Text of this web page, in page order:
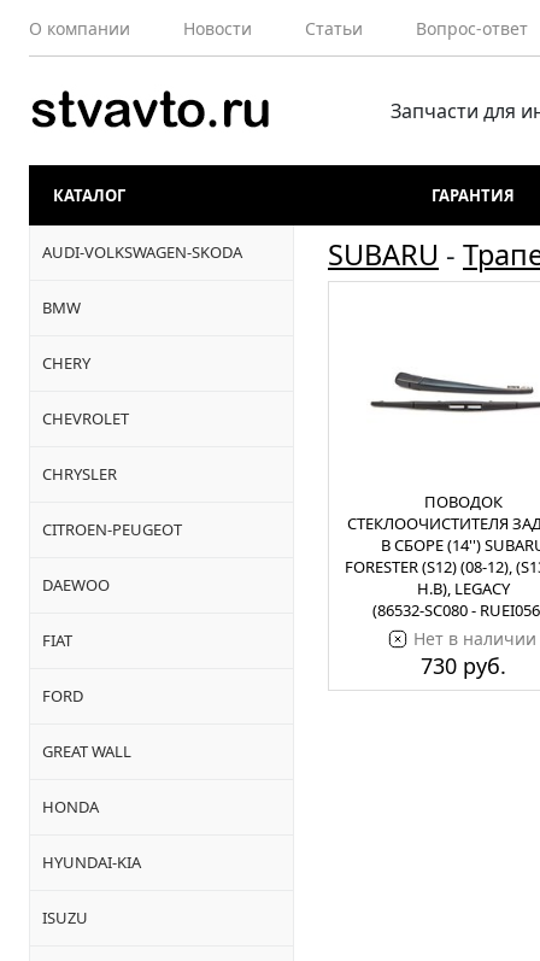
О компании Новости Статьи Вопрос-ответ
Запчасти для
КАТАЛОГ ГАРАНТИЯ
AUDI-VOLKSWAGEN-SKODA
BMW
CHERY
CHEVROLET
CHRYSLER
CITROEN-PEUGEOT
DAEWOO
FIAT
FORD
GREAT WALL
HONDA
HYUNDAI-KIA
ISUZU
SUBARU -
ПОВОДОК
СТЕКЛООЧИСТИТЕЛЯ
В СБОРЕ (14'')
FORESTER (S12) (08-12),
Н.В), LEGACY
(86532-SC080 -
Нет в наличии
730 руб.